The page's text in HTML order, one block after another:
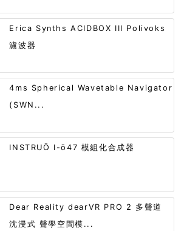
Erica Synths ACIDBOX III Polivoks
濾波器
4ms Spherical Wavetable Navigator
(SWN...
INSTRUŌ I-ō47 模組化合成器
Dear Reality dearVR PRO 2 多聲道
沈浸式 聲學空間模...